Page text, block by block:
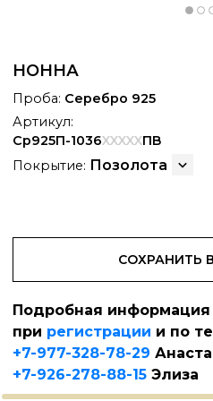
НОННА
Проба: Серебро 925
Артикул:
Ср925П-1036XXXXXПВ
Покрытие: Позолота
СОХРАНИТЬ
Подробная информация
при регистрации и по
+7-977-328-78-29
+7-926-278-88-15 Элиза